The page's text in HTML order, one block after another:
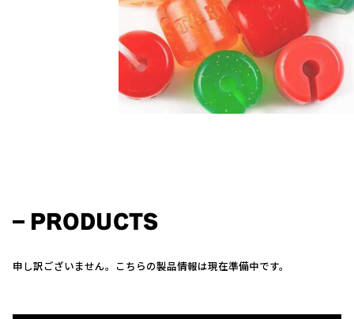
PRODUCTS
申し訳ございません。こちらの製品情報は現在準備中です。